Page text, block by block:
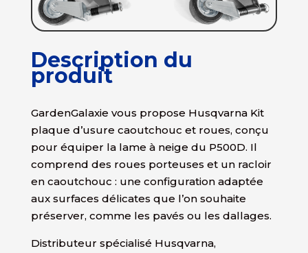
Description du
produit
GardenGalaxie vous propose Husqvarna Kit
plaque d’usure caoutchouc et roues, conçu
pour équiper la lame à neige du P500D. Il
comprend des roues porteuses et un racloir
en caoutchouc : une configuration adaptée
aux surfaces délicates que l’on souhaite
préserver, comme les pavés ou les dallages.
Distributeur spécialisé Husqvarna,